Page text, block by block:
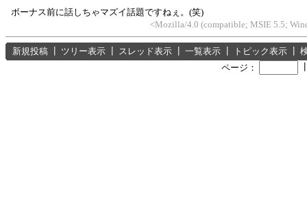
ボーナス前に話しちゃマズイ話題ですねぇ。(笑)
<Mozilla/4.0 (compatible; MSIE 5.5;
新規投稿 ツリー表示 スレッド表示 一覧表示 トピック表示
ページ：